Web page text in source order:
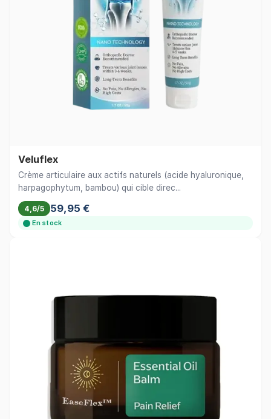
Veluflex
Crème articulaire aux actifs naturels (acide hyaluronique,
harpagophytum, bambou) qui cible direc...
4,6/5 59,95 €
En stock